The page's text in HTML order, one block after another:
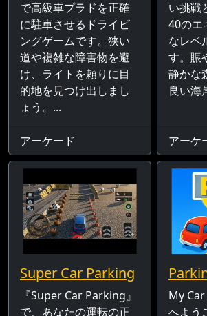
で高級車プラドを正確
に駐車させるドライビ
ングゲームです。狭い
道や複雑な障害物を避
け、ライトを頼りに目
的地を見つけ出しまし
ょう。...
アーケード
い挑戦
40のエ
なレベ
す。賑
静かな
良い海
アーケ
Super Car Parking
『Super Car Parking』
で、あなたの運転の正
My
へよう